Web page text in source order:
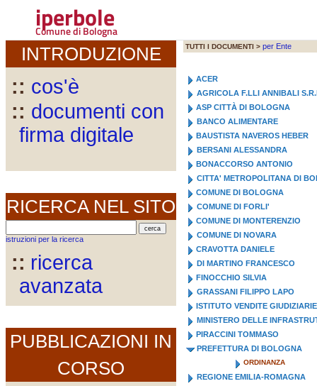
iperbole
Comune di Bologna
INTRODUZIONE
:: cos'è
:: documenti con
firma digitale
RICERCA NEL SITO
istruzioni per la ricerca
:: ricerca
avanzata
PUBBLICAZIONI IN
CORSO
TUTTI I DOCUMENTI > per Ente
ACER
AGRICOLA F.LLI ANNIBALI
ASP CITTÀ DI BOLOGNA
BANCO ALIMENTARE
BAUSTISTA NAVEROS HEBER
BERSANI ALESSANDRA
BONACCORSO ANTONIO
CITTA' METROPOLITANA DI
COMUNE DI BOLOGNA
COMUNE DI FORLI'
COMUNE DI MONTERENZIO
COMUNE DI NOVARA
CRAVOTTA DANIELE
DI MARTINO FRANCESCO
FINOCCHIO SILVIA
GRASSANI FILIPPO LAPO
ISTITUTO VENDITE GIUDIZIARIE
MINISTERO DELLE
PIRACCINI TOMMASO
PREFETTURA DI BOLOGNA
ORDINANZA
REGIONE EMILIA-ROMAGNA